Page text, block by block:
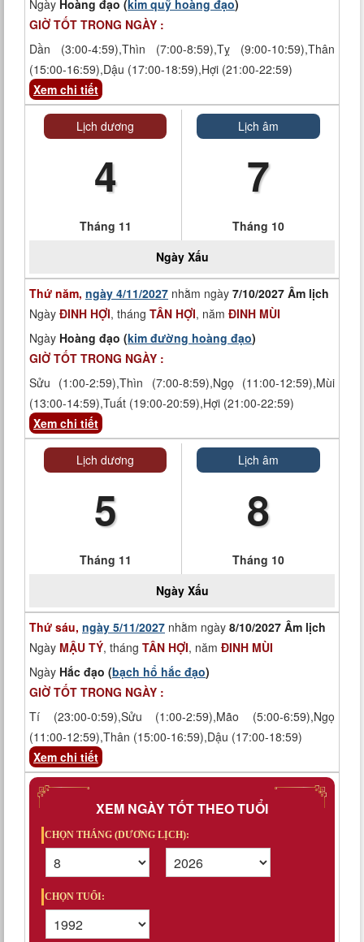
Ngày Hoàng đạo (kim quỹ hoàng đạo)
GIỜ TỐT TRONG NGÀY :
Dần (3:00-4:59),Thìn (7:00-8:59),Tỵ (9:00-10:59),Thân
(15:00-16:59),Dậu (17:00-18:59),Hợi (21:00-22:59)
Xem chi tiết
Lịch dương
4
Tháng 11
Lịch âm
7
Tháng 10
Ngày Xấu
Thứ năm, ngày 4/11/2027 nhằm ngày 7/10/2027 Âm lịch
Ngày ĐINH HỢI, tháng TÂN HỢI, năm ĐINH MÙI
Ngày Hoàng đạo (kim đường hoàng đạo)
GIỜ TỐT TRONG NGÀY :
Sửu (1:00-2:59),Thìn (7:00-8:59),Ngọ (11:00-12:59),Mùi
(13:00-14:59),Tuất (19:00-20:59),Hợi (21:00-22:59)
Xem chi tiết
Lịch dương
5
Tháng 11
Lịch âm
8
Tháng 10
Ngày Xấu
Thứ sáu, ngày 5/11/2027 nhằm ngày 8/10/2027 Âm lịch
Ngày MẬU TÝ, tháng TÂN HỢI, năm ĐINH MÙI
Ngày Hắc đạo (bạch hổ hắc đạo)
GIỜ TỐT TRONG NGÀY :
Tí (23:00-0:59),Sửu (1:00-2:59),Mão (5:00-6:59),Ngọ
(11:00-12:59),Thân (15:00-16:59),Dậu (17:00-18:59)
Xem chi tiết
XEM NGÀY TỐT THEO TUỔI
CHỌN THÁNG (DƯƠNG LỊCH):
CHỌN TUỔI: